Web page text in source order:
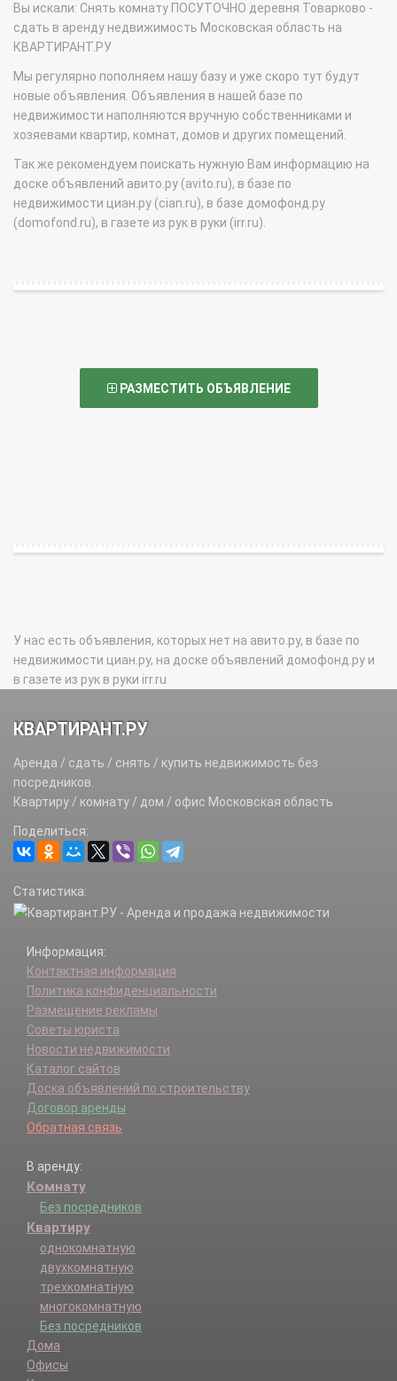
Вы искали: Снять комнату ПОСУТОЧНО деревня Товарково -
сдать в аренду недвижимость Московская область на
КВАРТИРАНТ.РУ
Мы регулярно пополняем нашу базу и уже скоро тут будут
новые объявления. Объявления в нашей базе по
недвижимости наполняются вручную собственниками и
хозяевами квартир, комнат, домов и других помещений.
Так же рекомендуем поискать нужную Вам информацию на
доске объявлений авито.ру (avito.ru), в базе по
недвижимости циан.ру (cian.ru), в базе домофонд.ру
(domofond.ru), в газете из рук в руки (irr.ru).
РАЗМЕСТИТЬ ОБЪЯВЛЕНИЕ
У нас есть объявления, которых нет на авито.ру, в базе по
недвижимости циан.ру, на доске объявлений домофонд.ру и
в газете из рук в руки irr.ru
КВАРТИРАНТ.РУ
Аренда / сдать / снять / купить недвижимость без
посредников.
Квартиру / комнату / дом / офис Московская область
Поделиться:
Статистика:
Информация:
Контактная информация
Политика конфиденциальности
Размещение рекламы
Советы юриста
Новости недвижимости
Каталог сайтов
Доска объявлений по строительству
Договор аренды
Обратная связь
В аренду:
Комнату
Без посредников
Квартиру
однокомнатную
двухкомнатную
трехкомнатную
многокомнатную
Без посредников
Дома
Офисы